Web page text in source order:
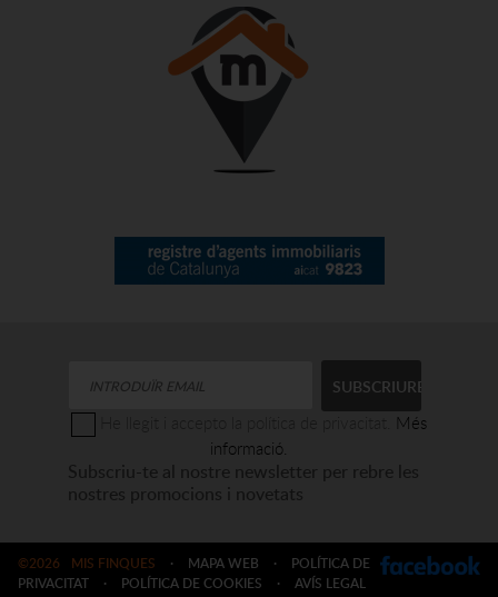
Més
informació.
Subscriu-te al nostre newsletter per rebre les
nostres promocions i novetats
©2026 MIS FINQUES · MAPA WEB ·
POLÍTICA DE
PRIVACITAT
· POLÍTICA DE COOKIES ·
AVÍS LEGAL